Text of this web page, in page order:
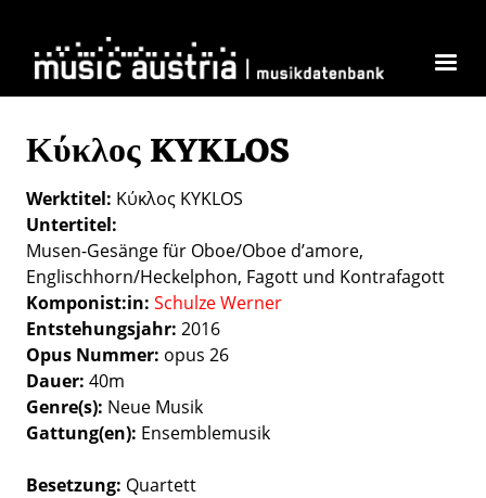
Κύκλος KYKLOS
Werktitel Κύκλος KYKLOS
Untertitel
Musen-Gesänge für Oboe/Oboe d’amore,
Englischhorn/Heckelphon, Fagott und Kontrafagott
Komponist:in Schulze Werner
Entstehungsjahr 2016
Opus Nummer opus 26
Dauer 40m
Genre(s) Neue Musik
Gattung(en) Ensemblemusik
Besetzung Quartett